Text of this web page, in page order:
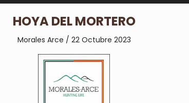
HOYA DEL MORTERO
Morales Arce / 22 Octubre 2023